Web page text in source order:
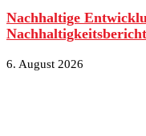
Nachhaltige
6. August 2026